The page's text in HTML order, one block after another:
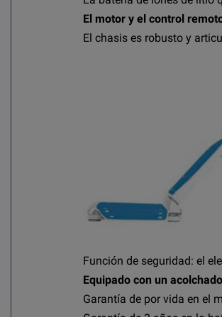
El motor y el control
El chasis es robusto y
Función de seguridad: el
Equipado con un
Garantía de por vida en el